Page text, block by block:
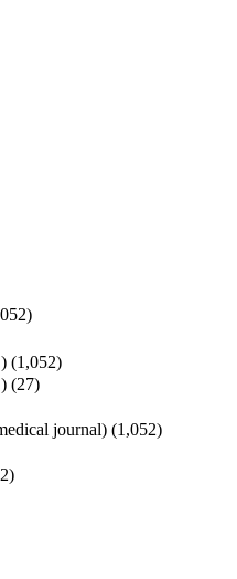
(1,052)
(27)
journal) (1,052)